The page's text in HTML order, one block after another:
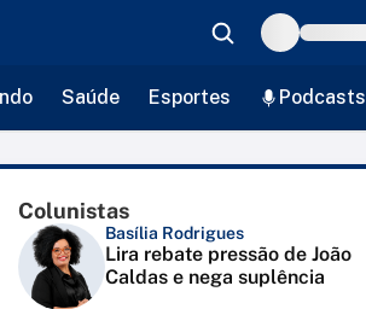
Saúde Esportes Podcasts
Colunistas
Basília Rodrigues
Lira rebate pressão de João
Caldas e nega suplência